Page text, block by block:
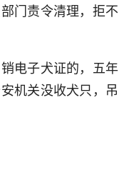
门责令清理，拒不
电子犬证的，五年
机关没收犬只，吊